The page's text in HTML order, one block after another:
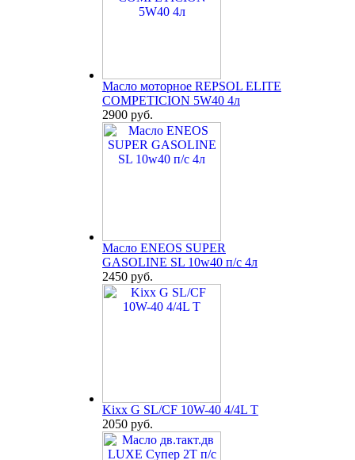
Масло моторное REPSOL ELITE
COMPETICION 5W40 4л
2900 руб.
Масло ENEOS SUPER
GASOLINE SL 10w40 п/с 4л
2450 руб.
Kixx G SL/CF 10W-40 4/4L T
2050 руб.